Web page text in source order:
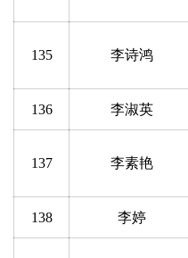
135 李诗鸿
136 李淑英
137 李素艳
138 李婷